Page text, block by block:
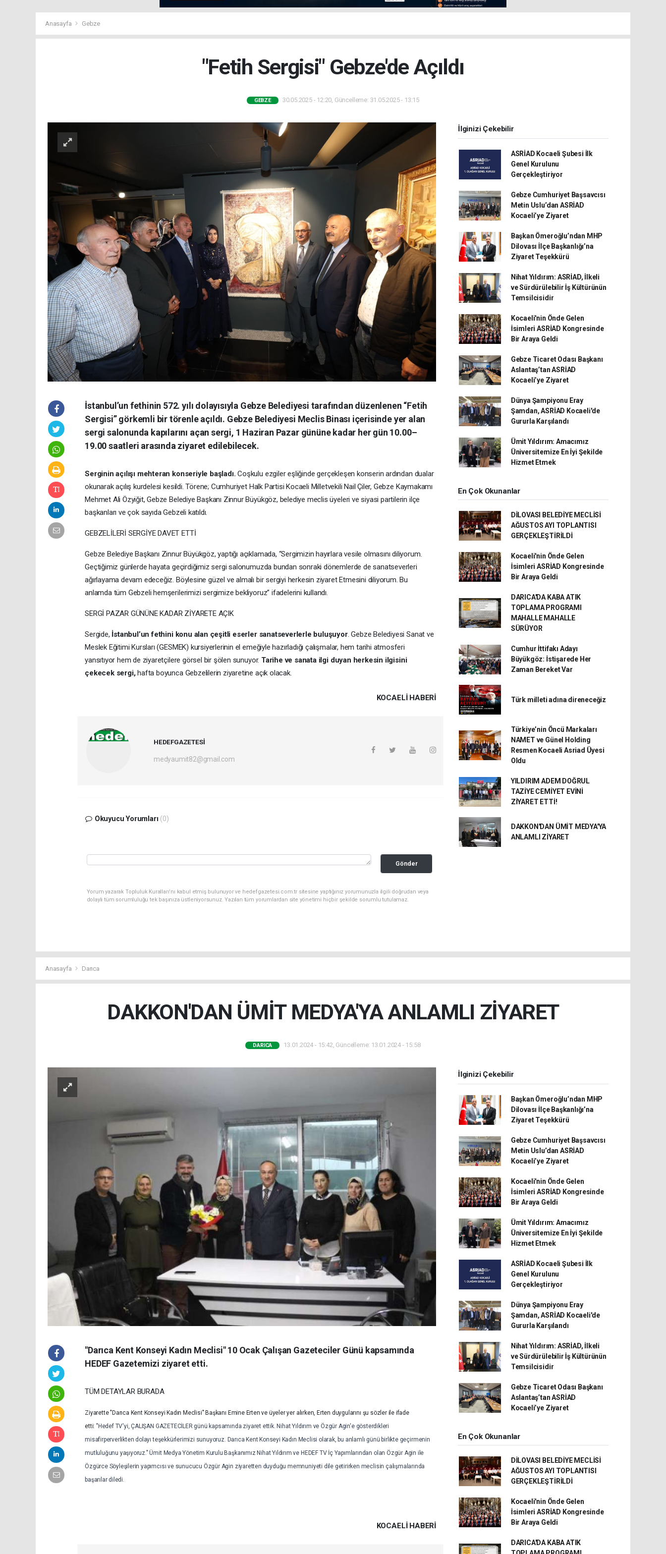
Anasayfa Gebze
"Fetih Sergisi" Gebze'de Açıldı
GEBZE 30.05.2025 - 12:20, Güncelleme: 31.05.2025 - 13:15
İstanbul’un fethinin 572. yılı dolayısıyla Gebze Belediyesi tarafından düzenlenen “Fetih
Sergisi” görkemli bir törenle açıldı. Gebze Belediyesi Meclis Binası içerisinde yer alan
sergi salonunda kapılarını açan sergi, 1 Haziran Pazar gününe kadar her gün 10.00–
19.00 saatleri arasında ziyaret edilebilecek.
Serginin açılışı mehteran konseriyle başladı. Coşkulu ezgiler eşliğinde gerçekleşen konserin ardından dualar
okunarak açılış kurdelesi kesildi. Törene; Cumhuriyet Halk Partisi Kocaeli Milletvekili Nail Çiler, Gebze Kaymakamı
Mehmet Ali Özyiğit, Gebze Belediye Başkanı Zinnur Büyükgöz, belediye meclis üyeleri ve siyasi partilerin ilçe
başkanları ve çok sayıda Gebzeli katıldı.
GEBZELİLERİ SERGİYE DAVET ETTİ
Gebze Belediye Başkanı Zinnur Büyükgöz, yaptığı açıklamada, “Sergimizin hayırlara vesile olmasını diliyorum.
Geçtiğimiz günlerde hayata geçirdiğimiz sergi salonumuzda bundan sonraki dönemlerde de sanatseverleri
ağırlayama devam edeceğiz. Böylesine güzel ve almalı bir sergiyi herkesin ziyaret Etmesini diliyorum. Bu
anlamda tüm Gebzeli hemşerilerimizi sergimize bekliyoruz” ifadelerini kullandı.
SERGİ PAZAR GÜNÜNE KADAR ZİYARETE AÇIK
Sergide, İstanbul’un fethini konu alan çeşitli eserler sanatseverlerle buluşuyor. Gebze Belediyesi Sanat ve
Meslek Eğitimi Kursları (GESMEK) kursiyerlerinin el emeğiyle hazırladığı çalışmalar, hem tarihi atmosferi
yansıtıyor hem de ziyaretçilere görsel bir şölen sunuyor. Tarihe ve sanata ilgi duyan herkesin ilgisini
çekecek sergi,hafta boyunca Gebzelilerin ziyaretine açık olacak.
KOCAELI HABERİ
HEDEFGAZETESİ
medyaumit82@gmail.com
Okuyucu Yorumları (0)
Gönder
Yorum yazarak Topluluk Kuralları’nı kabul etmiş bulunuyor ve hedefgazetesi.com.tr sitesine yaptığınız yorumunuzla ilgili doğrudan veya
dolaylı tüm sorumluluğu tek başınıza üstleniyorsunuz. Yazılan tüm yorumlardan site yönetimi hiçbir şekilde sorumlu tutulamaz.
İlginizi Çekebilir
ASRİAD Kocaeli Şubesi İlk
Genel Kurulunu
Gerçekleştiriyor
Gebze Cumhuriyet Başsavcısı
Metin Uslu’dan ASRİAD
Kocaeli’ye Ziyaret
Başkan Ömeroğlu’ndan MHP
Dilovası İlçe Başkanlığı’na
Ziyaret Teşekkürü
Nihat Yıldırım: ASRİAD, İlkeli
ve Sürdürülebilir İş Kültürünün
Temsilcisidir
Kocaeli'nin Önde Gelen
İsimleri ASRİAD Kongresinde
Bir Araya Geldi
Gebze Ticaret Odası Başkanı
Aslantaş’tan ASRİAD
Kocaeli’ye Ziyaret
Dünya Şampiyonu Eray
Şamdan, ASRİAD Kocaeli'de
Gururla Karşılandı
Ümit Yıldırım: Amacımız
Üniversitemize En İyi Şekilde
Hizmet Etmek
En Çok Okunanlar
DİLOVASI BELEDİYE MECLİSİ
AĞUSTOS AYI TOPLANTISI
GERÇEKLEŞTİRİLDİ
Kocaeli'nin Önde Gelen
İsimleri ASRİAD Kongresinde
Bir Araya Geldi
DARICA'DA KABA ATIK
TOPLAMA PROGRAMI
MAHALLE MAHALLE
SÜRÜYOR
Cumhur İttifakı Adayı
Büyükgöz: İstişarede Her
Zaman Bereket Var
Türk milleti adına direneceğiz
Türkiye’nin Öncü Markaları
NAMET ve Günel Holding
Resmen Kocaeli Asriad Üyesi
Oldu
YILDIRIM ADEM DOĞRUL
TAZİYE CEMİYET EVİNİ
ZİYARET ETTİ!
DAKKON'DAN ÜMİT MEDYA'YA
ANLAMLI ZİYARET
Anasayfa Darıca
DAKKON'DAN ÜMİT MEDYA'YA ANLAMLI ZİYARET
DARICA 13.01.2024 - 15:42, Güncelleme: 13.01.2024 - 15:58
"Darıca Kent Konseyi Kadın Meclisi" 10 Ocak Çalışan Gazeteciler Günü kapsamında
HEDEF Gazetemizi ziyaret etti.
TÜM DETAYLAR BURADA
Ziyarette "Darıca Kent Konseyi Kadın Meclisi" Başkanı Emine Erten ve üyeler yer alırken, Erten duygularını şu sözler ile ifade
etti: "Hedef TV'yi, ÇALIŞAN GAZETECİLER günü kapsamında ziyaret ettik. Nihat Yıldırım ve Özgür Agin'e gösterdikleri
misafirperverlikten dolayı teşekkürlerimizi sunuyoruz. Darıca Kent Konseyi Kadın Meclisi olarak, bu anlamlı günü birlikte geçirmenin
mutluluğunu yaşıyoruz." Ümit Medya Yönetim Kurulu Başkanımız Nihat Yıldırım ve HEDEF TV İç Yapımlarından olan Özgür Agin ile
Özgürce Söyleşilerin yapımcısı ve sunucucu Özgür Agin ziyaretten duyduğu memnuniyeti dile getirirken meclisin çalışmalarında
başarılar diledi.
KOCAELI HABERİ
İlginizi Çekebilir
Başkan Ömeroğlu’ndan MHP
Dilovası İlçe Başkanlığı’na
Ziyaret Teşekkürü
Gebze Cumhuriyet Başsavcısı
Metin Uslu’dan ASRİAD
Kocaeli’ye Ziyaret
Kocaeli'nin Önde Gelen
İsimleri ASRİAD Kongresinde
Bir Araya Geldi
Ümit Yıldırım: Amacımız
Üniversitemize En İyi Şekilde
Hizmet Etmek
ASRİAD Kocaeli Şubesi İlk
Genel Kurulunu
Gerçekleştiriyor
Dünya Şampiyonu Eray
Şamdan, ASRİAD Kocaeli'de
Gururla Karşılandı
Nihat Yıldırım: ASRİAD, İlkeli
ve Sürdürülebilir İş Kültürünün
Temsilcisidir
Gebze Ticaret Odası Başkanı
Aslantaş’tan ASRİAD
Kocaeli’ye Ziyaret
En Çok Okunanlar
DİLOVASI BELEDİYE MECLİSİ
AĞUSTOS AYI TOPLANTISI
GERÇEKLEŞTİRİLDİ
Kocaeli'nin Önde Gelen
İsimleri ASRİAD Kongresinde
Bir Araya Geldi
DARICA'DA KABA ATIK